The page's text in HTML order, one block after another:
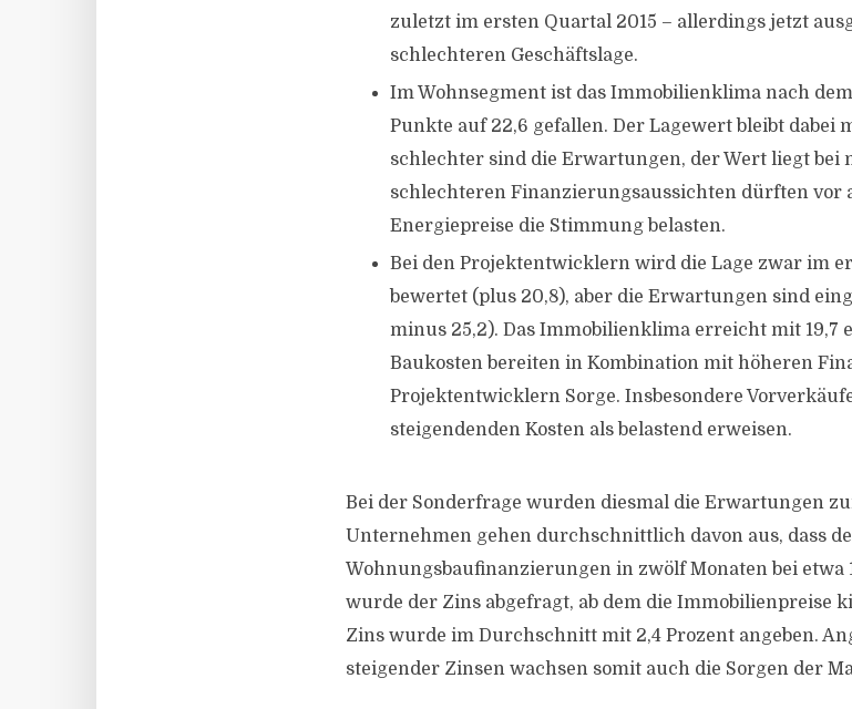
zuletzt im ersten Quartal 2015 – allerdings jetzt
schlechteren Geschäftslage.
Im Wohnsegment ist das Immobilienklima nach
Punkte auf 22,6 gefallen. Der Lagewert bleibt dabei
schlechter sind die Erwartungen, der Wert liegt bei
schlechteren Finanzierungsaussichten dürften vor
Energiepreise die Stimmung belasten.
Bei den Projektentwicklern wird die Lage zwar im
bewertet (plus 20,8), aber die Erwartungen sind
minus 25,2). Das Immobilienklima erreicht mit 19,7
Baukosten bereiten in Kombination mit höheren
Projektentwicklern Sorge. Insbesondere
steigendenden Kosten als belastend erweisen.
Bei der Sonderfrage wurden diesmal die Erwartungen
Unternehmen gehen durchschnittlich davon aus, dass
Wohnungsbaufinanzierungen in zwölf Monaten bei etwa
wurde der Zins abgefragt, ab dem die Immobilienpreise
Zins wurde im Durchschnitt mit 2,4 Prozent angeben.
steigender Zinsen wachsen somit auch die Sorgen der